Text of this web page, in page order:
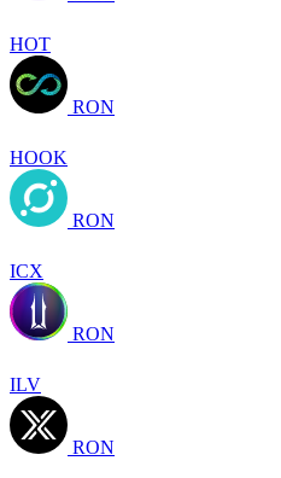
HOT
RON
HOOK
RON
ICX
RON
ILV
RON